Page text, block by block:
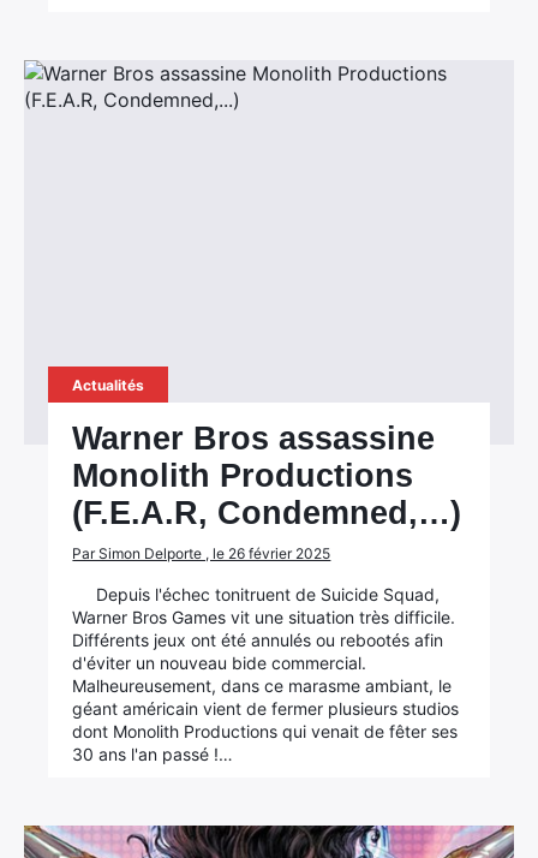
Actualités
Warner Bros assassine
Monolith Productions
(F.E.A.R, Condemned,…)
Par Simon Delporte , le 26 février 2025
Depuis l'échec tonitruent de Suicide Squad,
Warner Bros Games vit une situation très difficile.
Différents jeux ont été annulés ou rebootés afin
d'éviter un nouveau bide commercial.
Malheureusement, dans ce marasme ambiant, le
géant américain vient de fermer plusieurs studios
dont Monolith Productions qui venait de fêter ses
30 ans l'an passé !…